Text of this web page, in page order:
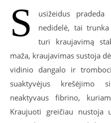
S
usižeidus
nedidelė, tai
turi kraujavimą
maža, kraujavimas sustoja
vidinio dangalo ir
suaktyvėjus krešėjimo
neaktyvaus fibrino,
Kraujuoti greičiau nustoja